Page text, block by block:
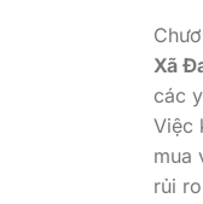
Xã
các
Việc
mua
rủi